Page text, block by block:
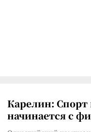
Карелин:
начинается с